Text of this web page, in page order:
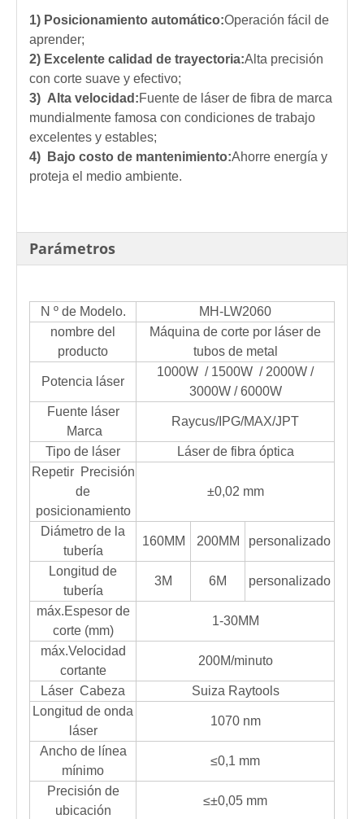
1) Posicionamiento automático:Operación fácil de
aprender;
2) Excelente calidad de trayectoria:Alta precisión
con corte suave y efectivo;
3) Alta velocidad:Fuente de láser de fibra de marca
mundialmente famosa con condiciones de trabajo
excelentes y estables;
4) Bajo costo de mantenimiento:Ahorre energía y
proteja el medio ambiente.
Parámetros
N º de Modelo.
MH-LW2060
nombre del
producto
Máquina de corte por láser de
tubos de metal
Potencia láser
1000W / 1500W / 2000W /
3000W / 6000W
Fuente láser
Marca
Raycus/IPG/MAX/JPT
Tipo de láser
Láser de fibra óptica
Repetir Precisión
de
posicionamiento
±0,02 mm
Diámetro de la
tubería
160MM 200MM personalizado
Longitud de
tubería
3M 6M personalizado
máx.Espesor de
corte (mm)
1-30MM
máx.Velocidad
cortante
200M/minuto
Láser Cabeza
Suiza Raytools
Longitud de onda
láser
1070 nm
Ancho de línea
mínimo
≤0,1 mm
Precisión de
ubicación
≤±0,05 mm